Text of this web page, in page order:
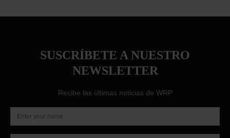
SUSCRÍBETE A NUESTRO
NEWSLETTER
Recibe las últimas noticias de WRP